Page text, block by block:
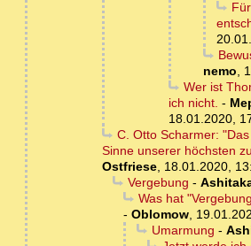
nemo,
Wer ist
ich nicht. -
18.01.2020,
C. Otto Scharmer:
Sinne unserer höchsten
Ostfriese, 18.01.2020,
Vergebung -
Was hat
- Oblomow,
Umarmung -